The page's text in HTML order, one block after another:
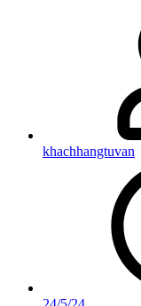
khachhangtuvan